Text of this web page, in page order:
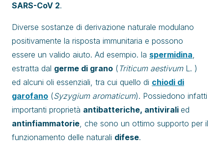
SARS-CoV 2.
Diverse sostanze di derivazione naturale modulano
positivamente la risposta immunitaria e possono
essere un valido aiuto. Ad esempio. la spermidina,
estratta dal germe di grano ( Triticum aestivumL. )
ed alcuni oli essenziali, tra cui quello di chiodi di
garofano (Syzygium aromaticum). Possiedono infatti
importanti proprietà antibatteriche, antivirali ed
antinfiammatorie, che sono un ottimo supporto per il
funzionamento delle naturali difese.